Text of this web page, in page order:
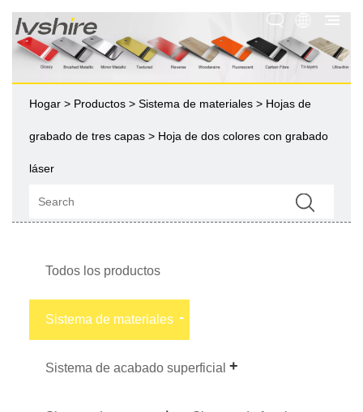
Hogar > Productos> Sistema de materiales> Hojas de
grabado de tres capas> Hoja de dos colores con grabado
láser
Todos los productos
Sistema de materiales
Sistema de acabado superficial